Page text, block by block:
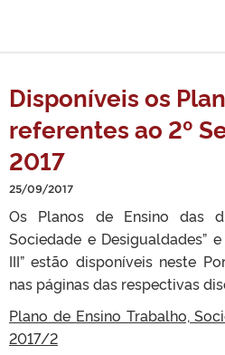
Disponíveis os
referentes ao 2º
2017
25/09/2017
Os Planos de Ensino das
Sociedade e Desigualdades”
III” estão disponíveis neste
nas páginas das respectivas
Plano de Ensino Trabalho,
2017/2